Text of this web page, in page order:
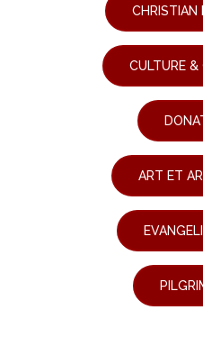
CHRISTIAN
CULTURE &
ART ET